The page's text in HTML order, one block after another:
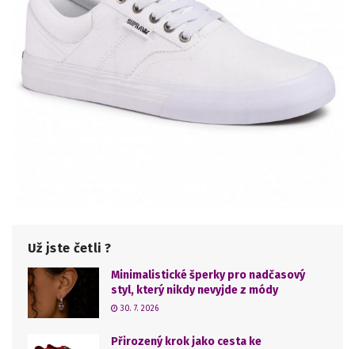
Už jste četli ?
Minimalistické šperky pro nadčasový
styl, který nikdy nevyjde z módy
30. 7. 2026
Přirozený krok jako cesta ke